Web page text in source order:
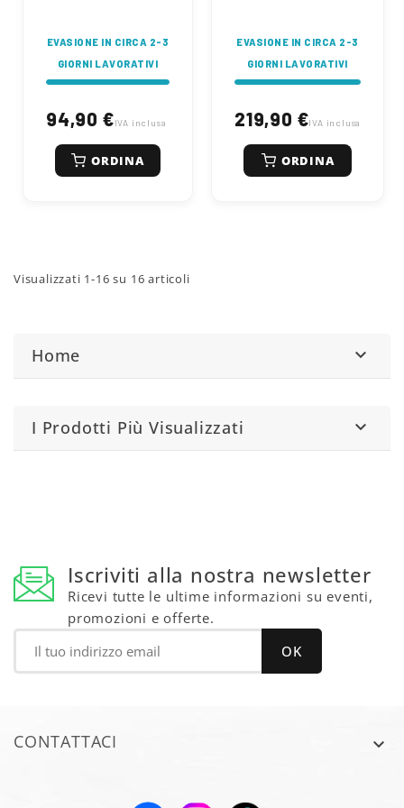
EVASIONE IN CIRCA 2-3
GIORNI LAVORATIVI
94,90 €IVA inclusa
ORDINA
EVASIONE IN CIRCA 2-3
GIORNI LAVORATIVI
219,90 €IVA inclusa
ORDINA
Visualizzati 1-16 su 16 articoli
Home 
I Prodotti Più Visualizzati 
Iscriviti alla nostra newsletter
Ricevi tutte le ultime informazioni su eventi,
promozioni e offerte.
CONTATTACI 